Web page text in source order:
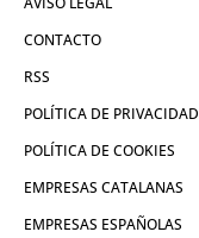
CONTACTO
RSS
POLÍTICA DE PRIVACIDAD
POLÍTICA DE COOKIES
EMPRESAS CATALANAS
EMPRESAS ESPAÑOLAS